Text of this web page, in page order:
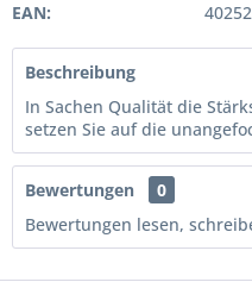
EAN:
Beschreibung
In Sachen Qualität die
setzen Sie auf die
Bewertungen
0
Bewertungen lesen,